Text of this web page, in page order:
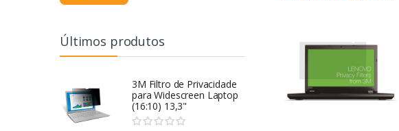
Últimos produtos
3M Filtro de Privacidade
para Widescreen Laptop
(16:10) 13,3"